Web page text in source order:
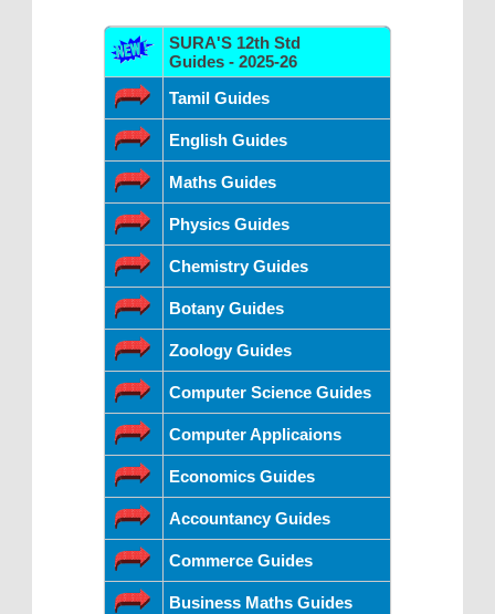
SURA'S 12th Std
Guides - 2025-26
Tamil Guides
English Guides
Maths Guides
Physics Guides
Chemistry Guides
Botany Guides
Zoology Guides
Computer Science Guides
Computer Applicaions
Economics Guides
Accountancy Guides
Commerce Guides
Business Maths Guides